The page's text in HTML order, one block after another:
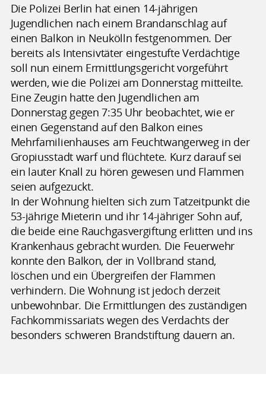
Die Polizei Berlin hat einen 14-jährigen
Jugendlichen nach einem Brandanschlag auf
einen Balkon in Neukölln festgenommen. Der
bereits als Intensivtäter eingestufte Verdächtige
soll nun einem Ermittlungsgericht vorgeführt
werden, wie die Polizei am Donnerstag mitteilte.
Eine Zeugin hatte den Jugendlichen am
Donnerstag gegen 7:35 Uhr beobachtet, wie er
einen Gegenstand auf den Balkon eines
Mehrfamilienhauses am Feuchtwangerweg in der
Gropiusstadt warf und flüchtete. Kurz darauf sei
ein lauter Knall zu hören gewesen und Flammen
seien aufgezuckt.
In der Wohnung hielten sich zum Tatzeitpunkt die
53-jährige Mieterin und ihr 14-jähriger Sohn auf,
die beide eine Rauchgasvergiftung erlitten und ins
Krankenhaus gebracht wurden. Die Feuerwehr
konnte den Balkon, der in Vollbrand stand,
löschen und ein Übergreifen der Flammen
verhindern. Die Wohnung ist jedoch derzeit
unbewohnbar. Die Ermittlungen des zuständigen
Fachkommissariats wegen des Verdachts der
besonders schweren Brandstiftung dauern an.